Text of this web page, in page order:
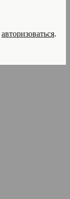
авторизоваться.